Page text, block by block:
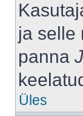
ja selle
panna
Üles